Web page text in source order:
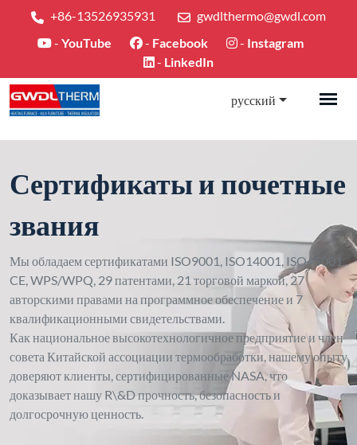
+86-13526935931
gwdlthermo@gwdl.com
- YouTube - Facebook - Instagram
- LinkedIn
русский
Сертификаты и почетные
звания
Мы обладаем сертификатами ISO9001, ISO14001, ISO45001,
CE, WPS/WPQ, 29 патентами, 21 торговой маркой, 27
авторскими правами на программное обеспечение и 7
квалификационными свидетельствами.
Как национальное высокотехнологичное предприятие и член
совета Китайской ассоциации термообработки, нашему опыту
доверяют клиенты, сертифицированные NASA, что
доказывает нашу R\&D прочность, безопасность и
долгосрочную ценность.